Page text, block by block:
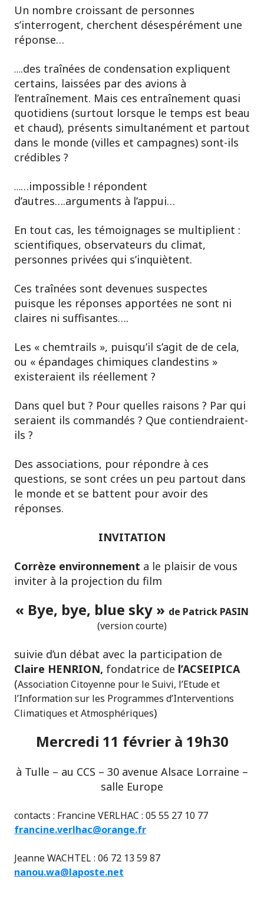
Un nombre croissant de personnes
s’interrogent, cherchent désespérément une
réponse…
….des traînées de condensation expliquent
certains, laissées par des avions à
l’entraînement. Mais ces entraînement quasi
quotidiens (surtout lorsque le temps est beau
et chaud), présents simultanément et partout
dans le monde (villes et campagnes) sont-ils
crédibles ?
……impossible ! répondent
d’autres….arguments à l’appui…
En tout cas, les témoignages se multiplient :
scientifiques, observateurs du climat,
personnes privées qui s’inquiètent.
Ces traînées sont devenues suspectes
puisque les réponses apportées ne sont ni
claires ni suffisantes….
Les « chemtrails », puisqu’il s’agit de de cela,
ou « épandages chimiques clandestins »
existeraient ils réellement ?
Dans quel but ? Pour quelles raisons ? Par qui
seraient ils commandés ? Que contiendraient-
ils ?
Des associations, pour répondre à ces
questions, se sont crées un peu partout dans
le monde et se battent pour avoir des
réponses.
INVITATION
Corrèze environnement a le plaisir de vous
inviter à la projection du film
« Bye, bye, blue sky » de Patrick PASIN
(version courte)
suivie d’un débat avec la participation de
Claire HENRION, fondatrice de l’ACSEIPICA
(Association Citoyenne pour le Suivi, l’Etude et
l’Information sur les Programmes d’Interventions
Climatiques et Atmosphériques)
Mercredi 11 février à 19h30
à Tulle – au CCS – 30 avenue Alsace Lorraine –
salle Europe
contacts : Francine VERLHAC : 05 55 27 10 77
francine.verlhac@orange.fr
Jeanne WACHTEL : 06 72 13 59 87
nanou.wa@laposte.net